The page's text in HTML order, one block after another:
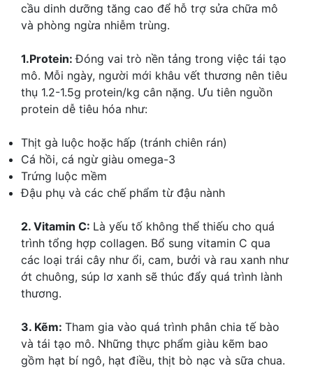
cầu dinh dưỡng tăng cao để hỗ trợ sửa chữa mô
và phòng ngừa nhiễm trùng.
1.Protein:Đóng vai trò nền tảng trong việc tái tạo
mô. Mỗi ngày, người mới khâu vết thương nên tiêu
thụ 1.2-1.5g protein/kg cân nặng. Ưu tiên nguồn
protein dễ tiêu hóa như:
Thịt gà luộc hoặc hấp (tránh chiên rán)
Cá hồi, cá ngừ giàu omega-3
Trứng luộc mềm
Đậu phụ và các chế phẩm từ đậu nành
2. Vitamin C: Là yếu tố không thể thiếu cho quá
trình tổng hợp collagen. Bổ sung vitamin C qua
các loại trái cây như ổi, cam, bưởi và rau xanh như
ớt chuông, súp lơ xanh sẽ thúc đẩy quá trình lành
thương.
3. Kẽm: Tham gia vào quá trình phân chia tế bào
và tái tạo mô. Những thực phẩm giàu kẽm bao
gồm hạt bí ngô, hạt điều, thịt bò nạc và sữa chua.